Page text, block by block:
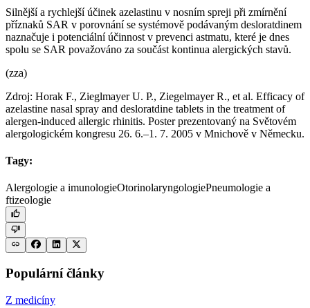
Silnější a rychlejší účinek azelastinu v nosním spreji při zmírnění
příznaků SAR v porovnání se systémově podávaným desloratdinem
naznačuje i potenciální účinnost v prevenci astmatu, které je dnes
spolu se SAR považováno za součást kontinua alergických stavů.
(zza)
Zdroj: Horak F., Zieglmayer U. P., Ziegelmayer R., et al. Efficacy of
azelastine nasal spray and desloratdine tablets in the treatment of
alergen-induced allergic rhinitis. Poster prezentovaný na Světovém
alergologickém kongresu 26. 6.–1. 7. 2005 v Mnichově v Německu.
Tagy:
Alergologie a imunologieOtorinolaryngologiePneumologie a
ftizeologie
Populární články
Z medicíny